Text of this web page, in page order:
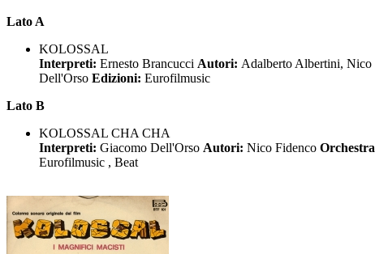
Lato A
KOLOSSAL
Interpreti: Ernesto Brancucci Autori: Adalberto Albertini, Nico
Dell'Orso Edizioni: Eurofilmusic
Lato B
KOLOSSAL CHA CHA
Interpreti: Giacomo Dell'Orso Autori: Nico Fidenco
Eurofilmusic , Beat